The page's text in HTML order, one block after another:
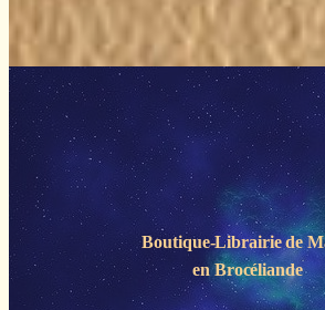
Boutique-Librairie de
en Brocéliande